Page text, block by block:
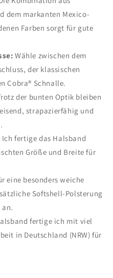
dem markanten Mexico-
Farben sorgt für gute
Wähle zwischen dem
der klassischen
Cobra® Schnalle.
der bunten Optik bleiben
strapazierfähig und
Ich fertige das Halsband
Größe und Breite für
eine besonders weiche
Softshell-Polsterung
an.
fertige ich mit viel
in Deutschland (NRW) für